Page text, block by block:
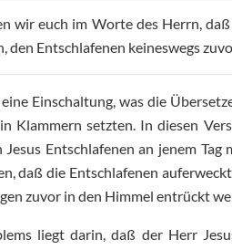
wir euch im Worte des Herrn,
den Entschlafenen keineswegs
Einschaltung, was die
Klammern setzten. In diesen
Entschlafenen an jenem
daß die Entschlafenen
zuvor in den Himmel entrückt
liegt darin, daß der Herr